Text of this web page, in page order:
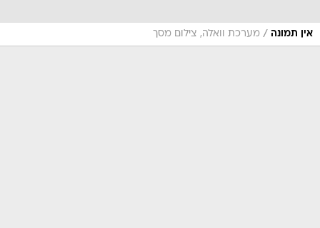
אין תמונה / מערכת וואלה, צילום מסך